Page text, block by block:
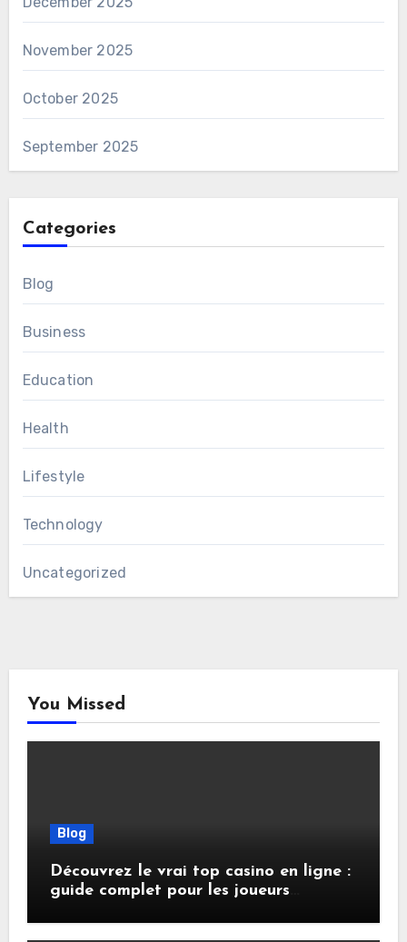
November 2025
October 2025
September 2025
Categories
Blog
Business
Education
Health
Lifestyle
Technology
Uncategorized
You Missed
Blog
Découvrez le vrai top casino en ligne :
guide complet pour les joueurs